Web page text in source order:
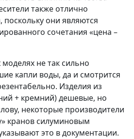
также отлично
поскольку они являются
сочетания «цена –
не так сильно
капли воды, да и смотрится
Изделия из
+ кремний) дешевые, но
некоторые производители
кранов силуминовым
это в документации.